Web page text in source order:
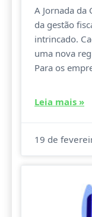
A Jornada da
da gestão
intrincado.
uma nova
Para os
Leia mais »
19 de